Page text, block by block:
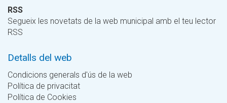
RSS
Segueix les novetats de la web municipal amb el teu lector
RSS
Detalls del web
Condicions generals d'ús de la web
Política de privacitat
Política de Cookies